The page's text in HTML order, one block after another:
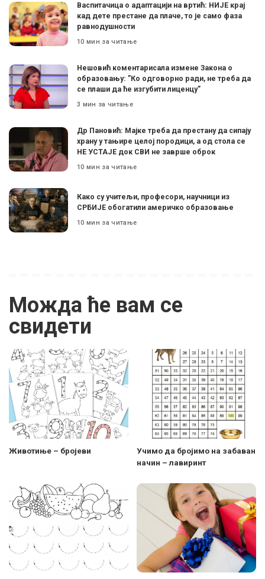
Васпитачица о адаптацији на вртић: НИЈЕ крај
кад дете престане да плаче, то је само фаза
равнодушности
10 мин за читање
Нешовић коментарисала измене Закона о
образовању: ”Ко одговорно ради, не треба да
се плаши да ће изгубити лиценцу”
3 мин за читање
Др Пановић: Мајке треба да престану да сипају
храну у тањире целој породици, а од стола се
НЕ УСТАЈЕ док СВИ не заврше оброк
10 мин за читање
Како су учитељи, професори, научници из
СРБИЈЕ обогатили америчко образовање
10 мин за читање
Можда ће вам се
свидети
Животиње – бројеви
Учимо да бројимо на забаван
начин – лавиринт